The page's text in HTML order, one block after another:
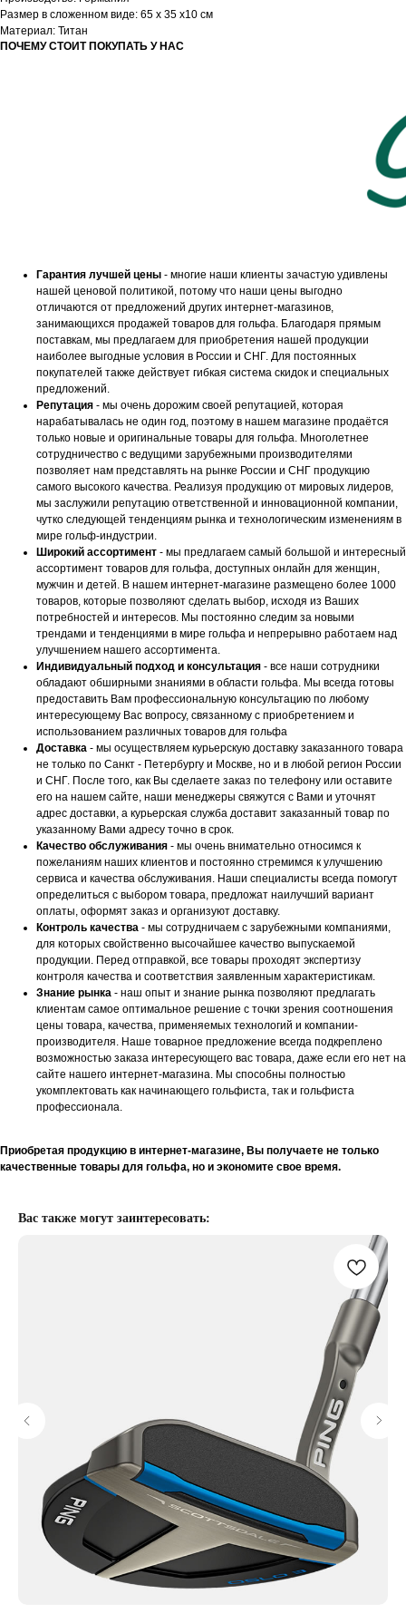
Размер в сложенном виде: 65 x 35 x10 см
Материал: Титан
ПОЧЕМУ СТОИТ ПОКУПАТЬ У НАС
Гарантия лучшей цены - многие наши клиенты зачастую удивлены
нашей ценовой политикой, потому что наши цены выгодно
отличаются от предложений других интернет-магазинов,
занимающихся продажей товаров для гольфа. Благодаря прямым
поставкам, мы предлагаем для приобретения нашей продукции
наиболее выгодные условия в России и СНГ. Для постоянных
покупателей также действует гибкая система скидок и специальных
предложений.
Репутация - мы очень дорожим своей репутацией, которая
нарабатывалась не один год, поэтому в нашем магазине продаётся
только новые и оригинальные товары для гольфа. Многолетнее
сотрудничество с ведущими зарубежными производителями
позволяет нам представлять на рынке России и СНГ продукцию
самого высокого качества. Реализуя продукцию от мировых лидеров,
мы заслужили репутацию ответственной и инновационной компании,
чутко следующей тенденциям рынка и технологическим изменениям в
мире гольф-индустрии.
Широкий ассортимент - мы предлагаем самый большой и интересный
ассортимент товаров для гольфа, доступных онлайн для женщин,
мужчин и детей. В нашем интернет-магазине размещено более 1000
товаров, которые позволяют сделать выбор, исходя из Ваших
потребностей и интересов. Мы постоянно следим за новыми
трендами и тенденциями в мире гольфа и непрерывно работаем над
улучшением нашего ассортимента.
Индивидуальный подход и консультация - все наши сотрудники
обладают обширными знаниями в области гольфа. Мы всегда готовы
предоставить Вам профессиональную консультацию по любому
интересующему Вас вопросу, связанному с приобретением и
использованием различных товаров для гольфа
Доставка - мы осуществляем курьерскую доставку заказанного товара
не только по Санкт - Петербургу и Москве, но и в любой регион России
и СНГ. После того, как Вы сделаете заказ по телефону или оставите
его на нашем сайте, наши менеджеры свяжутся с Вами и уточнят
адрес доставки, а курьерская служба доставит заказанный товар по
указанному Вами адресу точно в срок.
Качество обслуживания - мы очень внимательно относимся к
пожеланиям наших клиентов и постоянно стремимся к улучшению
сервиса и качества обслуживания. Наши специалисты всегда помогут
определиться с выбором товара, предложат наилучший вариант
оплаты, оформят заказ и организуют доставку.
Контроль качества - мы сотрудничаем с зарубежными компаниями,
для которых свойственно высочайшее качество выпускаемой
продукции. Перед отправкой, все товары проходят экспертизу
контроля качества и соответствия заявленным характеристикам.
Знание рынка - наш опыт и знание рынка позволяют предлагать
клиентам самое оптимальное решение с точки зрения соотношения
цены товара, качества, применяемых технологий и компании-
производителя. Наше товарное предложение всегда подкреплено
возможностью заказа интересующего вас товара, даже если его нет на
сайте нашего интернет-магазина. Мы способны полностью
укомплектовать как начинающего гольфиста, так и гольфиста
профессионала.
Приобретая продукцию в интернет-магазине, Вы получаете не только
качественные товары для гольфа, но и экономите свое время.
Вас также могут заинтересовать: